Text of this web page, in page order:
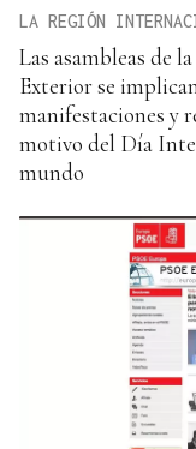
LA REGIÓN
Las asambleas de
Exterior se
manifestaciones y
motivo del Día
mundo